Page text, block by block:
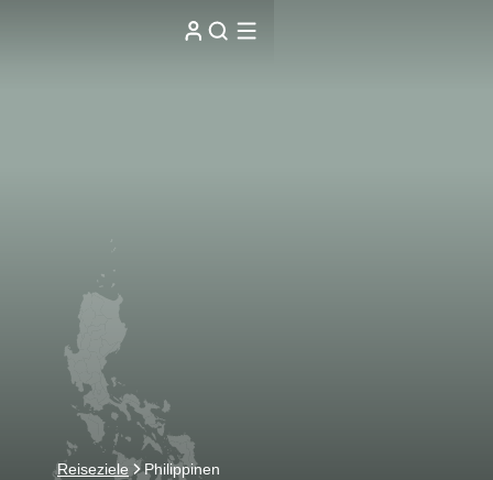
Reiseziele Philippinen